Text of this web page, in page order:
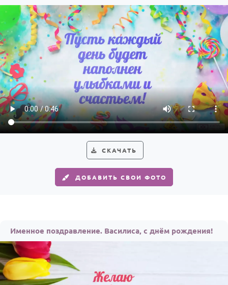
СКАЧАТЬ
ДОБАВИТЬ СВОИ ФОТО
Именное поздравление. Василиса, с днём рождения!